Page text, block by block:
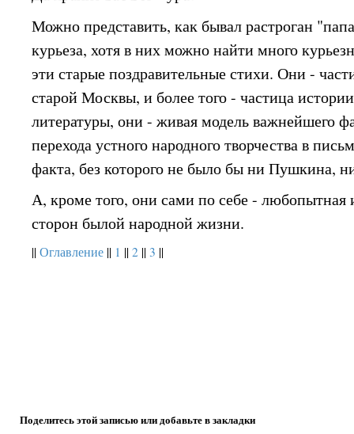
Можно представить, как бывал растроган
курьеза, хотя в них можно найти много
эти старые поздравительные стихи. Они -
старой Москвы, и более того - частица
литературы, они - живая модель важнейшего
перехода устного народного творчества в
факта, без которого не было бы ни Пушкина,
А, кроме того, они сами по себе - любопытная
сторон былой народной жизни.
||Оглавление || 1 ||2 ||3 ||
Поделитесь этой записью или добавьте в закладки